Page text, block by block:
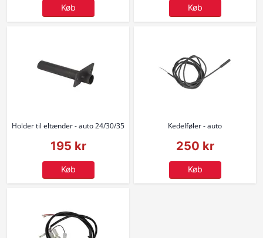
Køb Køb
Holder til eltænder - auto 24/30/35
195 kr
Køb
Kedelføler - auto
250 kr
Køb